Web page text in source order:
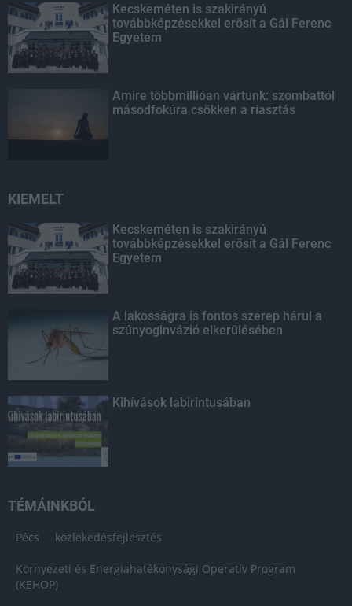
Kecskeméten is szakirányú
továbbképzésekkel erősít a Gál Ferenc
Egyetem
Amire többmillióan vártunk: szombattól
másodfokúra csökken a riasztás
KIEMELT
Kecskeméten is szakirányú
továbbképzésekkel erősít a Gál Ferenc
Egyetem
A lakosságra is fontos szerep hárul a
szúnyoginvázió elkerülésében
Kihívások labirintusában
TÉMÁINKBÓL
Pécs közlekedésfejlesztés
Környezeti és Energiahatékonysági Operatív Program
(KEHOP)